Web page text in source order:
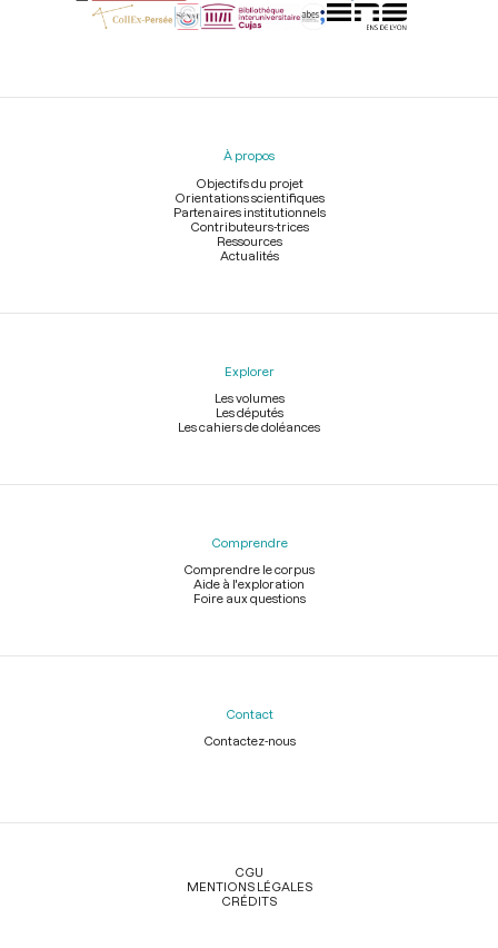
Menu
À propos
Objectifs du projet
Orientations scientifiques
Partenaires institutionnels
Contributeurs-trices
Ressources
Actualités
Explorer
Les volumes
Les députés
Les cahiers de doléances
Comprendre
Comprendre le corpus
Aide à l'exploration
Foire aux questions
Contact
Contactez-nous
Légal
CGU
MENTIONS LÉGALES
CRÉDITS